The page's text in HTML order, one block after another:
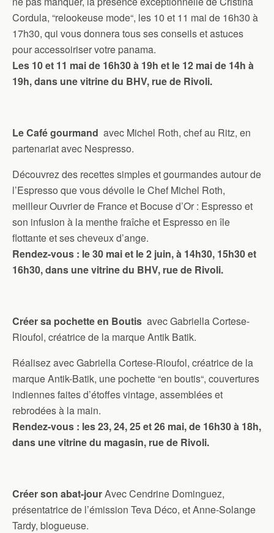
Cordula, “relookeuse mode“, les 10 et 11 mai de 16h30 à
17h30, qui vous donnera tous ses conseils et astuces
pour accessoiriser votre panama.
Les 10 et 11 mai de 16h30 à 19h et le 12 mai de 14h à
19h, dans une vitrine du BHV, rue de Rivoli.
Le Café gourmand avec Michel Roth, chef au Ritz, en
partenariat avec Nespresso.
Découvrez des recettes simples et gourmandes autour de
l’Espresso que vous dévoile le Chef Michel Roth,
meilleur Ouvrier de France et Bocuse d’Or : Espresso et
son infusion à la menthe fraîche et Espresso en île
flottante et ses cheveux d’ange.
Rendez-vous : le 30 mai et le 2 juin, à 14h30, 15h30 et
16h30, dans une vitrine du BHV, rue de Rivoli.
Créer sa pochette en Boutis avec Gabriella Cortese-
Rioufol, créatrice de la marque Antik Batik.
Réalisez avec Gabriella Cortese-Rioufol, créatrice de la
marque Antik-Batik, une pochette “en boutis“, couvertures
indiennes faites d’étoffes vintage, assemblées et
rebrodées à la main.
Rendez-vous : les 23, 24, 25 et 26 mai, de 16h30 à 18h,
dans une vitrine du magasin, rue de Rivoli.
Créer son abat-jourAvec Cendrine Dominguez,
présentatrice de l’émission Teva Déco, et Anne-Solange
Tardy, blogueuse.